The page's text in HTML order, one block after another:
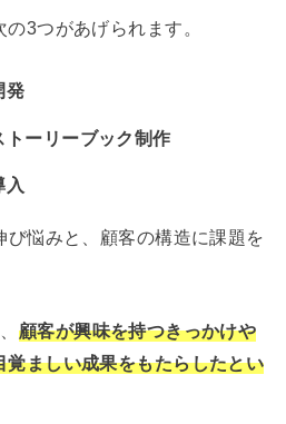
3つがあげられます。
発
ーリーブック制作
入
悩みと、顧客の構造に課題を
顧客が興味を持つきっかけや
覚ましい成果をもたらしたとい